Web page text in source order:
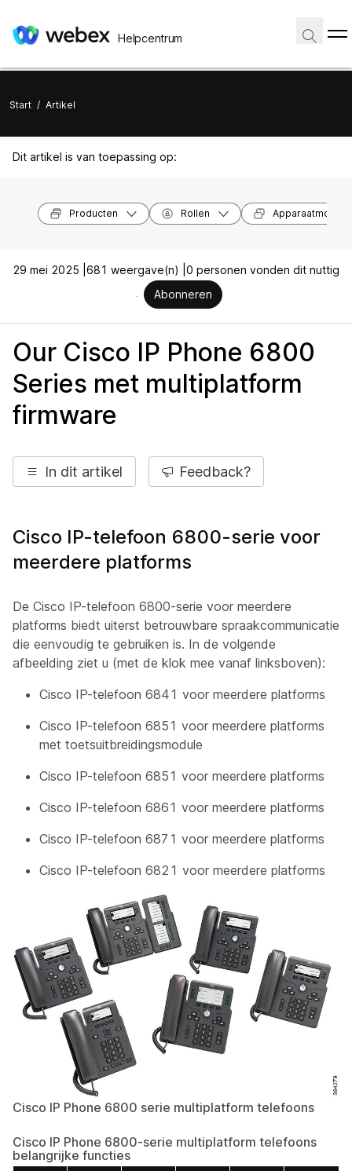
Helpcentrum
Start / Artikel
Dit artikel is van toepassing op:
Producten Rollen
29 mei 2025 | 681 weergave(n) | 0 personen vonden dit nuttig
Abonneren
Our Cisco IP Phone 6800
Series met multiplatform
firmware
In dit artikel Feedback?
Cisco IP-telefoon 6800-serie voor
meerdere platforms
De Cisco IP-telefoon 6800-serie voor meerdere
platforms biedt uiterst betrouwbare spraakcommunicatie
die eenvoudig te gebruiken is. In de volgende
afbeelding ziet u (met de klok mee vanaf linksboven):
Cisco IP-telefoon 6841 voor meerdere platforms
Cisco IP-telefoon 6851 voor meerdere platforms
met toetsuitbreidingsmodule
Cisco IP-telefoon 6851 voor meerdere platforms
Cisco IP-telefoon 6861 voor meerdere platforms
Cisco IP-telefoon 6871 voor meerdere platforms
Cisco IP-telefoon 6821 voor meerdere platforms
Cisco IP Phone 6800 serie multiplatform telefoons
Cisco IP Phone 6800-serie multiplatform telefoons
belangrijke functies